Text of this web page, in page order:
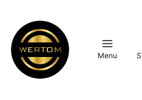
Menu